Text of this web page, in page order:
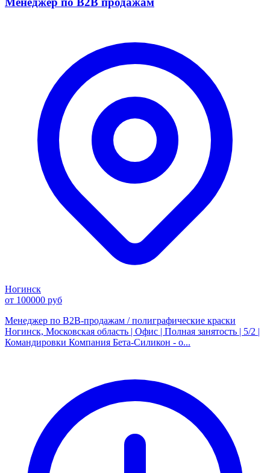
Ногинск
от 100000 руб
Менеджер по B2B-продажам / полиграфические краски
Ногинск, Московская область | Офис | Полная занятость | 5/2 |
Командировки Компания Бета-Силикон - о...